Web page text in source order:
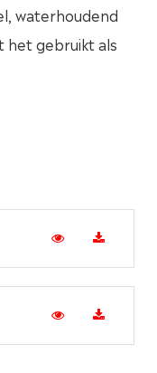
waterhoudend
het gebruikt als